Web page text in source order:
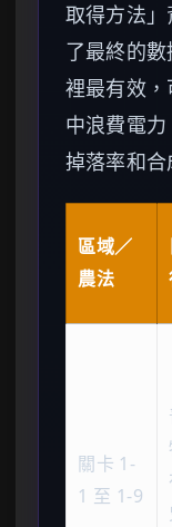
取得方法
了最終的
裡最有效
中浪費電
掉落率和合
區域／
農法
關卡 1-
1 至 1-9